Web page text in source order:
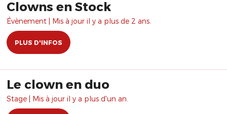
Clowns en Stock
Évènement | Mis à jour il y a plus de 2 ans.
PLUS D'INFOS
Le clown en duo
Stage | Mis à jour il y a plus d'un an.